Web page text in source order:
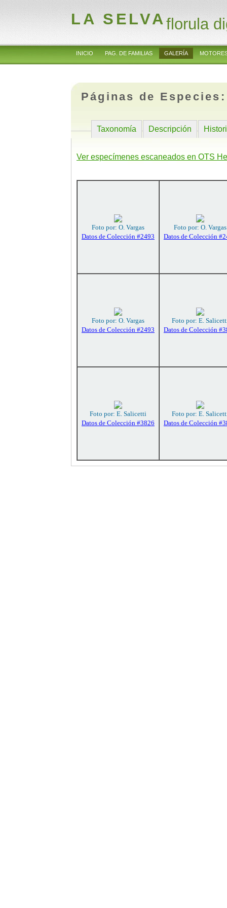
LA SELVAflorula
INICIO PAG. DE FAMILIAS GALERÍA
Páginas de
Taxonomía Descripción
Ver especímenes escaneados en OTS
Foto por: O. Vargas
Datos de Colección #2493
Foto por: O. Vargas
Datos de Colección
Foto por: O. Vargas
Datos de Colección #2493
Foto por: E.
Datos de Colección
Foto por: E. Salicetti
Datos de Colección #3826
Foto por: E.
Datos de Colección